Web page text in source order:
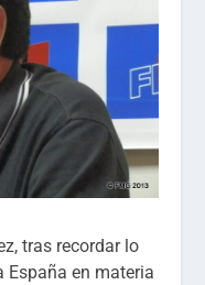
tras recordar lo
España en materia